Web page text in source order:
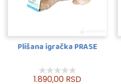
Plišana igračka PRASE
1.890,00 RSD